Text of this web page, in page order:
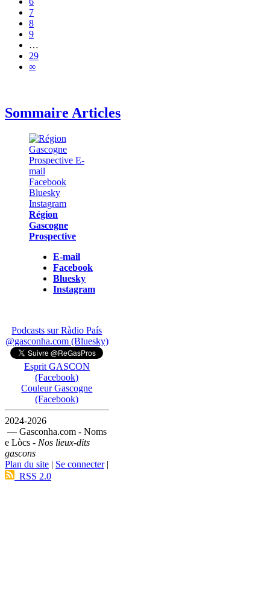
7
8
9
…
29
∞
Sommaire Articles
Région
Gascogne
Prospective
E-mail
Facebook
Bluesky
Instagram
Podcasts sur Ràdio País
@gasconha.com (Bluesky)
Esprit GASCON
(Facebook)
Couleur Gascogne
(Facebook)
2024-2026
— Gasconha.com - Noms
e Lòcs - Nos lieux-dits
gascons
Plan du site | Se connecter|
RSS 2.0